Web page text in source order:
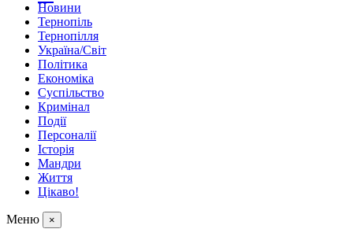
Новини
Тернопіль
Тернопілля
Україна/Світ
Політика
Економіка
Суспільство
Кримінал
Події
Персоналії
Історія
Мандри
Життя
Цікаво!
Меню ×